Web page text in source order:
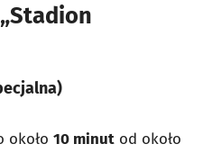
około 10 minut od około